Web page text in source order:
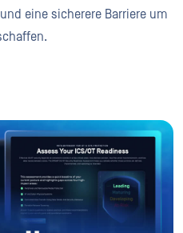
eine sicherere Barriere um